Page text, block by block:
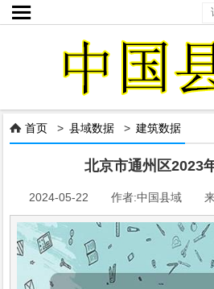

 首页 >县域数据 >建筑数据
北京市通州区2023
2024-05-22 作者:中国县域 来